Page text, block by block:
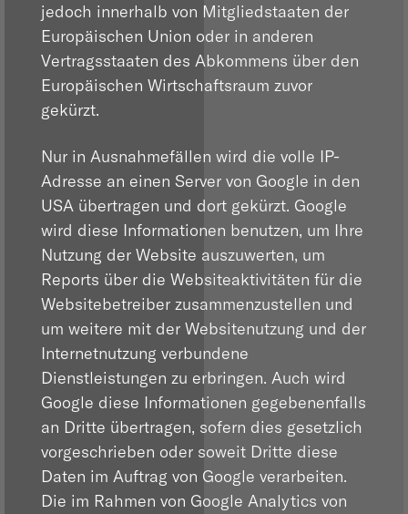
jedoch innerhalb von Mitgliedstaaten der
Europäischen Union oder in anderen
Vertragsstaaten des Abkommens über den
Europäischen Wirtschaftsraum zuvor
gekürzt.
Nur in Ausnahmefällen wird die volle IP-
Adresse an einen Server von Google in den
USA übertragen und dort gekürzt. Google
wird diese Informationen benutzen, um Ihre
Nutzung der Website auszuwerten, um
Reports über die Websiteaktivitäten für die
Websitebetreiber zusammenzustellen und
um weitere mit der Websitenutzung und der
Internetnutzung verbundene
Dienstleistungen zu erbringen. Auch wird
Google diese Informationen gegebenenfalls
an Dritte übertragen, sofern dies gesetzlich
vorgeschrieben oder soweit Dritte diese
Daten im Auftrag von Google verarbeiten.
Die im Rahmen von Google Analytics von